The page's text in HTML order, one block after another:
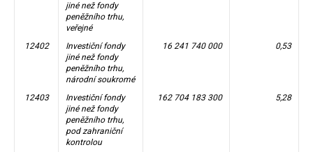
jiné než fondy
peněžního trhu,
veřejné
12402
Investiční fondy
jiné než fondy
peněžního trhu,
národní soukromé
16 241 740 000 0,53
12403
Investiční fondy
jiné než fondy
peněžního trhu,
pod zahraniční
kontrolou
162 704 183 300 5,28